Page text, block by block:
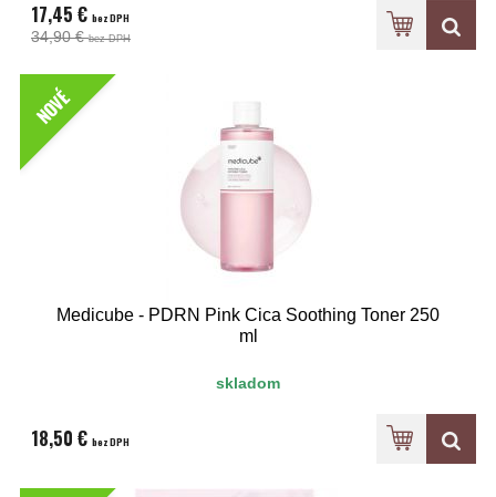
17,45 € bez DPH
34,90 €bez DPH
NOVÉ
Medicube - PDRN Pink Cica Soothing Toner 250
ml
skladom
18,50 € bez DPH